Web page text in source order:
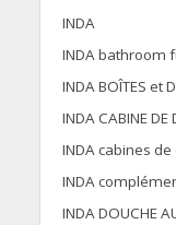
INDA
INDA bathroom
INDA BOÎTES et
INDA CABINE DE
INDA cabines
INDA
INDA DOUCHE